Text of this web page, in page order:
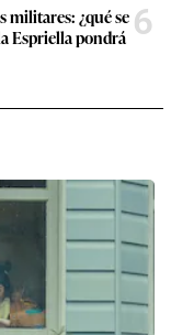
militares: ¿qué se
Espriella pondrá 6